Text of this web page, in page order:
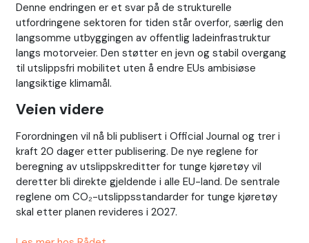
Denne endringen er et svar på de strukturelle
utfordringene sektoren for tiden står overfor, særlig den
langsomme utbyggingen av offentlig ladeinfrastruktur
langs motorveier. Den støtter en jevn og stabil overgang
til utslippsfri mobilitet uten å endre EUs ambisiøse
langsiktige klimamål.
Veien videre
Forordningen vil nå bli publisert i Official Journal og trer i
kraft 20 dager etter publisering. De nye reglene for
beregning av utslippskreditter for tunge kjøretøy vil
deretter bli direkte gjeldende i alle EU-land. De sentrale
reglene om CO₂-utslippsstandarder for tunge kjøretøy
skal etter planen revideres i 2027.